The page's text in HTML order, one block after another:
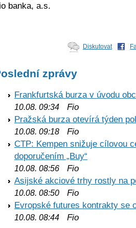
banka, a.s.
Diskutovat
zprávy
Frankfurtská burza v úvodu
10.08. 09:34 Fio
Pražská burza otevírá týden
10.08. 09:18 Fio
CTP: Kempen snižuje cílovou
doporučením „Buy“
10.08. 08:56 Fio
Asijské akciové trhy rostly na
10.08. 08:50 Fio
Evropské futures kontrakty se
10.08. 08:44 Fio